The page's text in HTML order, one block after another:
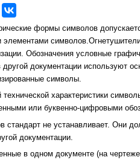
формы символов
элементами
Обозначения условные
документации используют
символы.
характеристики
или буквенно-цифровыми
стандарт не устанавливает. Они
документации.
в одном документе (на